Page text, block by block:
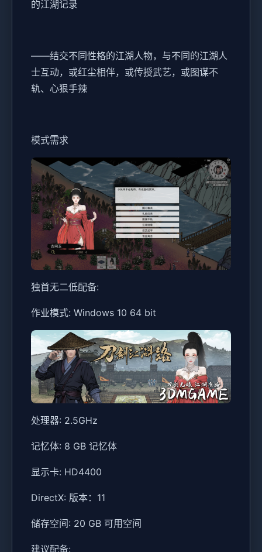
的江湖记录
——结交不同性格的江湖人物，与不同的江湖人
士互动，或红尘相伴，或传授武艺，或图谋不
轨、心狠手辣
模式需求
独首无二低配备:
作业模式: Windows 10 64 bit
处理器: 2.5GHz
记忆体: 8 GB 记忆体
显示卡: HD4400
DirectX: 版本：11
储存空间: 20 GB 可用空间
建议配备: